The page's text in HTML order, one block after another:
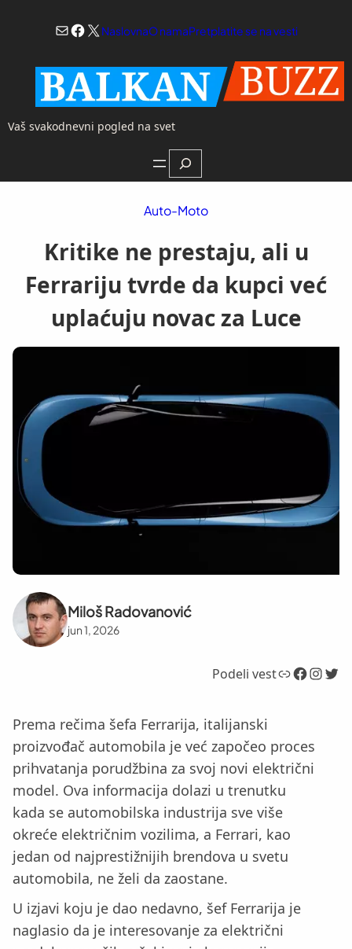
Mail
Facebook
X NaslovnaO namaPretplatite se na vesti
Vaš svakodnevni pogled na svet
Search
Auto-Moto
Kritike ne prestaju, ali u
Ferrariju tvrde da kupci već
uplaćuju novac za Luce
Miloš Radovanović
jun 1, 2026
Podeli vestLink Facebook InstagramTwitter
Prema rečima šefa Ferrarija, italijanski
proizvođač automobila je već započeo proces
prihvatanja porudžbina za svoj novi električni
model. Ova informacija dolazi u trenutku
kada se automobilska industrija sve više
okreće električnim vozilima, a Ferrari, kao
jedan od najprestižnijih brendova u svetu
automobila, ne želi da zaostane.
U izjavi koju je dao nedavno, šef Ferrarija je
naglasio da je interesovanje za električni